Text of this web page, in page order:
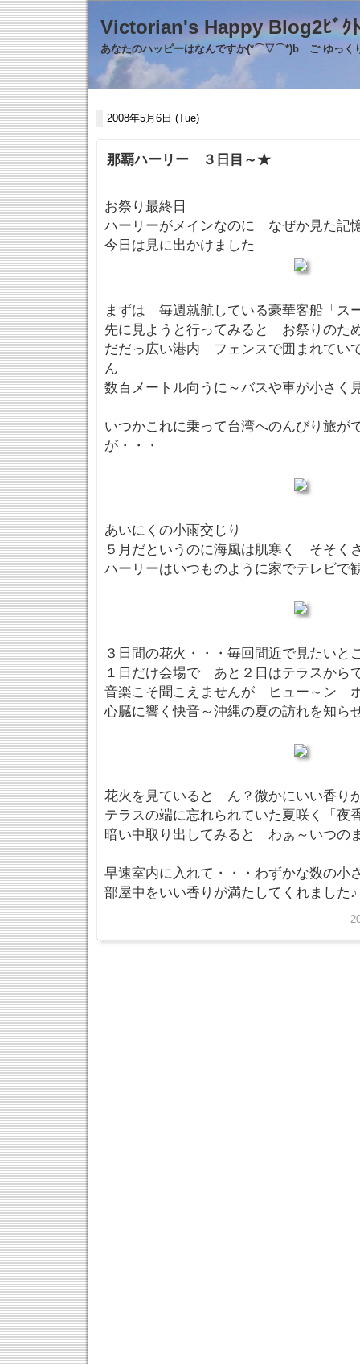
Victorian's Happy
あなたのハッピーはなんですか(*⌒▽⌒*)b ご ゆっく
2008年5月6日 (Tue)
那覇ハーリー ３日目～★
お祭り最終日
ハーリーがメインなのに なぜか見た記
今日は見に出かけました
まずは 毎週就航している豪華客船「ス
先に見ようと行ってみると お祭りのた
だだっ広い港内 フェンスで囲まれてい
ん
数百メートル向うに～バスや車が小さく
いつかこれに乗って台湾へのんびり旅が
が・・・
あいにくの小雨交じり
５月だというのに海風は肌寒く そそ
ハーリーはいつものように家でテレビで
３日間の花火・・・毎回間近で見たいと
１日だけ会場で あと２日はテラスから
音楽こそ聞こえませんが ヒュー～ン
心臓に響く快音～沖縄の夏の訪れを知ら
花火を見ていると ん？微かにいい香り
テラスの端に忘れられていた夏咲く「夜
暗い中取り出してみると わぁ～いつの
早速室内に入れて・・・わずかな数の小
部屋中をいい香りが満たしてくれました♪